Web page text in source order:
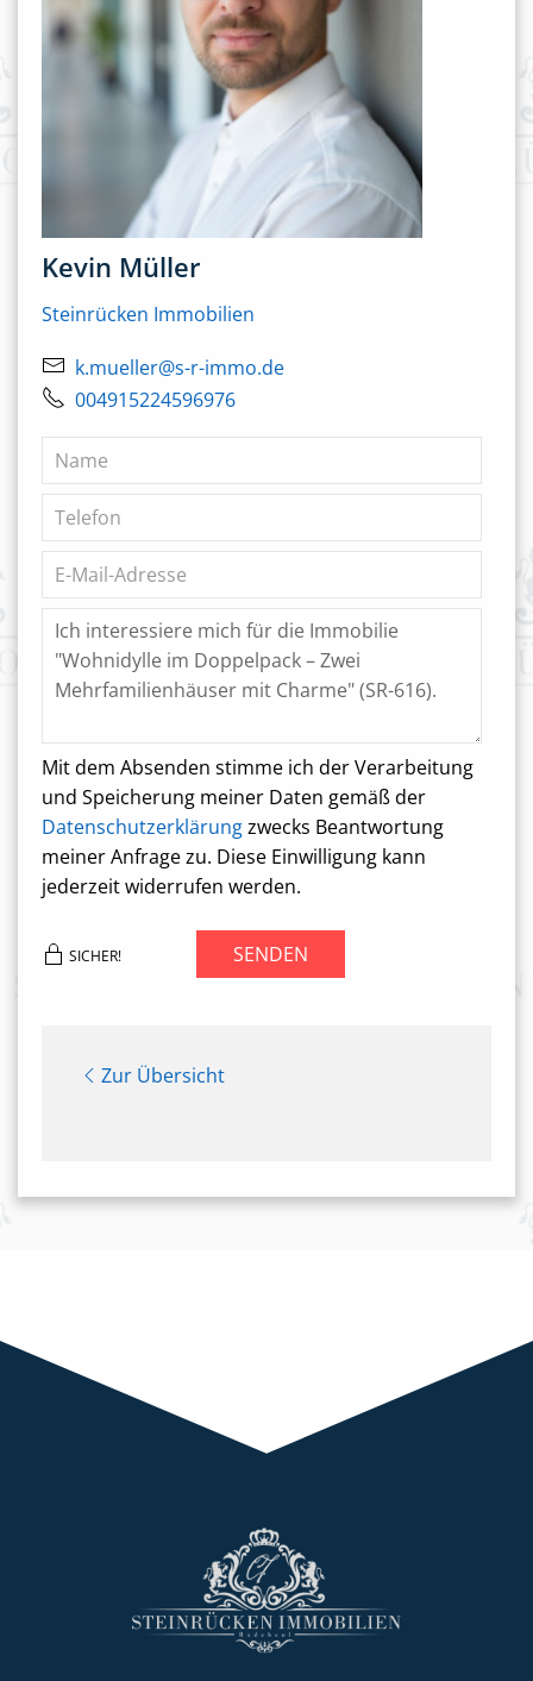
Kevin Müller
Steinrücken Immobilien
k.mueller@s-r-immo.de
004915224596976
Mit dem Absenden stimme ich der Verarbeitung
und Speicherung meiner Daten gemäß der
Datenschutzerklärungzwecks Beantwortung
meiner Anfrage zu. Diese Einwilligung kann
jederzeit widerrufen werden.
SICHER! SENDEN
Zur Übersicht